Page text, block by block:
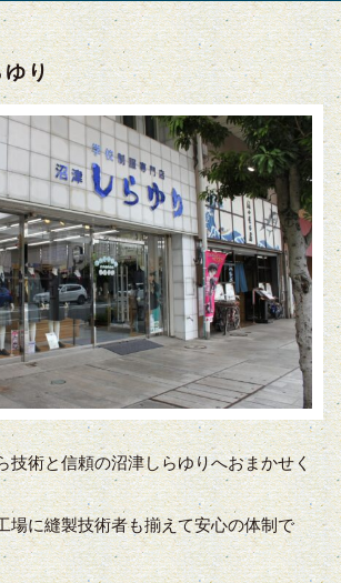
ゆり
技術と信頼の沼津しらゆりへおまかせく
場に縫製技術者も揃えて安心の体制で